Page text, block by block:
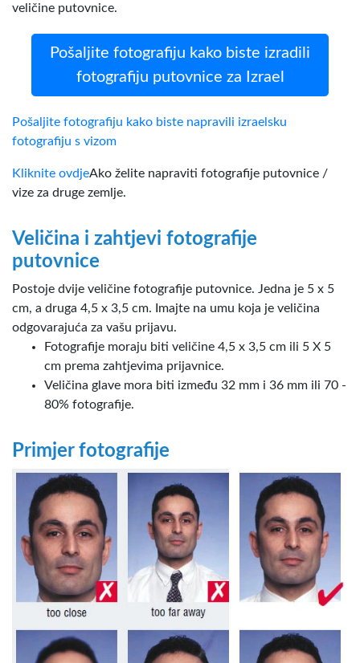
veličine putovnice.
Pošaljite fotografiju kako biste izradili
fotografiju putovnice za Izrael
Pošaljite fotografiju kako biste napravili izraelsku
fotografiju s vizom
Kliknite ovdjeAko želite napraviti fotografije putovnice /
vize za druge zemlje.
Veličina i zahtjevi fotografije
putovnice
Postoje dvije veličine fotografije putovnice. Jedna je 5 x 5
cm, a druga 4,5 x 3,5 cm. Imajte na umu koja je veličina
odgovarajuća za vašu prijavu.
Fotografije moraju biti veličine 4,5 x 3,5 cm ili 5 X 5
cm prema zahtjevima prijavnice.
Veličina glave mora biti između 32 mm i 36 mm ili 70 -
80% fotografije.
Primjer fotografije